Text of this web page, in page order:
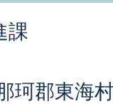
課
珂郡東海